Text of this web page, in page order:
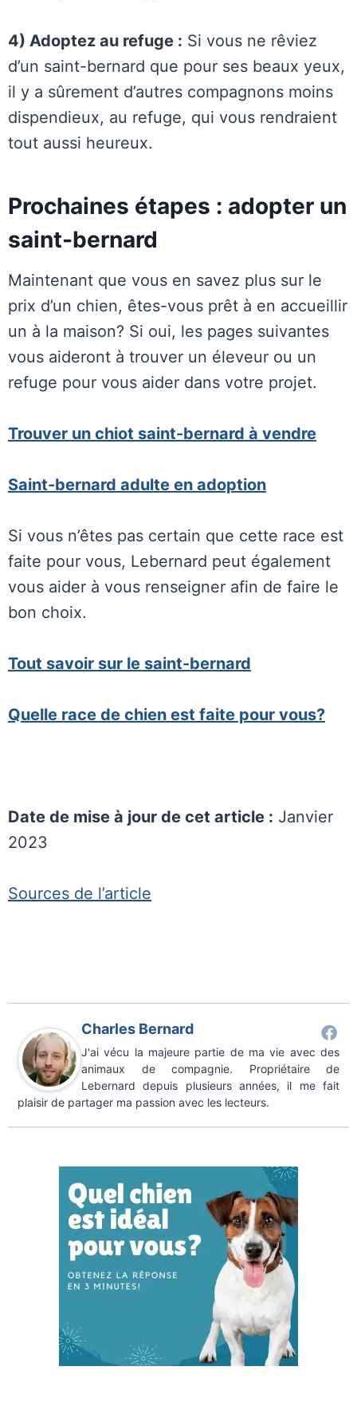
4) Adoptez au refuge : Si vous ne rêviez
d’un saint-bernard que pour ses beaux yeux,
il y a sûrement d’autres compagnons moins
dispendieux, au refuge, qui vous rendraient
tout aussi heureux.
Prochaines étapes : adopter un
saint-bernard
Maintenant que vous en savez plus sur le
prix d’un chien, êtes-vous prêt à en accueillir
un à la maison? Si oui, les pages suivantes
vous aideront à trouver un éleveur ou un
refuge pour vous aider dans votre projet.
Trouver un chiot saint-bernard à vendre
Saint-bernard adulte en adoption
Si vous n’êtes pas certain que cette race est
faite pour vous, Lebernard peut également
vous aider à vous renseigner afin de faire le
bon choix.
Tout savoir sur le saint-bernard
Quelle race de chien est faite pour vous?
Date de mise à jour de cet article : Janvier
2023
Sources de l’article
Charles Bernard
J'ai vécu la majeure partie de ma vie avec des
animaux de compagnie. Propriétaire de
Lebernard depuis plusieurs années, il me fait
plaisir de partager ma passion avec les lecteurs.